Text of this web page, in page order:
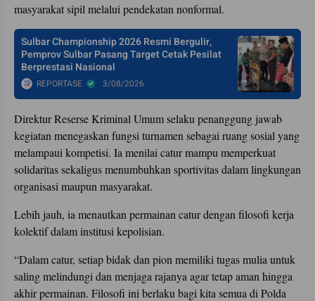
masyarakat sipil melalui pendekatan nonformal.
Sulbar Championship 2026 Resmi Bergulir,
Pemprov Sulbar Pasang Target Cetak Pesilat
Berprestasi Nasional
REPORTASE 3/08/2026
Direktur Reserse Kriminal Umum selaku penanggung jawab
kegiatan menegaskan fungsi turnamen sebagai ruang sosial yang
melampaui kompetisi. Ia menilai catur mampu memperkuat
solidaritas sekaligus menumbuhkan sportivitas dalam lingkungan
organisasi maupun masyarakat.
Lebih jauh, ia menautkan permainan catur dengan filosofi kerja
kolektif dalam institusi kepolisian.
“Dalam catur, setiap bidak dan pion memiliki tugas mulia untuk
saling melindungi dan menjaga rajanya agar tetap aman hingga
akhir permainan. Filosofi ini berlaku bagi kita semua di Polda